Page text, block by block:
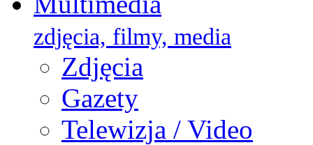
zdjęcia, filmy, media
Zdjęcia
Gazety
Telewizja / Video